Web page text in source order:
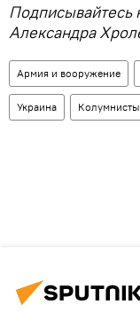
Подписывайтесь
Александра
Армия и вооружение
Украина Колумнисты